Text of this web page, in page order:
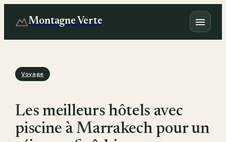
Montagne Verte
Voyage
Les meilleurs hôtels avec
piscine à Marrakech pour un